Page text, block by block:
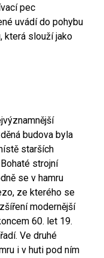
pec
uvádí do pohybu
která slouží jako
budova byla
starších
strojní
se v hamru
ze kterého se
modernější
60. let 19.
Ve druhé
i v huti pod ním